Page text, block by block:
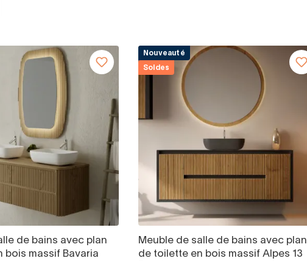
de bains avec plan
bois massif Bavaria
Nouveauté
Soldes
Meuble de salle de bains avec plan
de toilette en bois massif Alpes 13